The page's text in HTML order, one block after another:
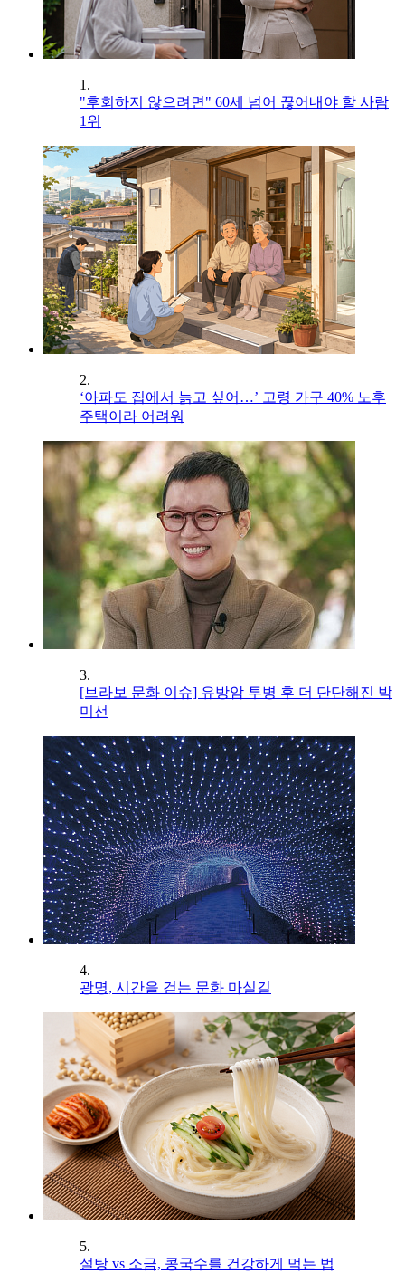
1.
"후회하지 않으려면" 60세 넘어 끊어내야 할 사람
1위
2.
‘아파도 집에서 늙고 싶어…’ 고령 가구 40% 노후
주택이라 어려워
3.
[브라보 문화 이슈] 유방암 투병 후 더 단단해진 박
미선
4.
광명, 시간을 걷는 문화 마실길
5.
설탕 vs 소금, 콩국수를 건강하게 먹는 법